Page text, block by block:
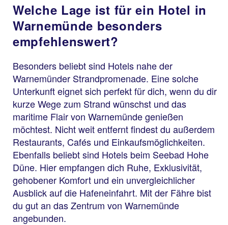
Welche Lage ist für ein Hotel in
Warnemünde besonders
empfehlenswert?
Besonders beliebt sind Hotels nahe der
Warnemünder Strandpromenade. Eine solche
Unterkunft eignet sich perfekt für dich, wenn du dir
kurze Wege zum Strand wünschst und das
maritime Flair von Warnemünde genießen
möchtest. Nicht weit entfernt findest du außerdem
Restaurants, Cafés und Einkaufsmöglichkeiten.
Ebenfalls beliebt sind Hotels beim Seebad Hohe
Düne. Hier empfangen dich Ruhe, Exklusivität,
gehobener Komfort und ein unvergleichlicher
Ausblick auf die Hafeneinfahrt. Mit der Fähre bist
du gut an das Zentrum von Warnemünde
angebunden.